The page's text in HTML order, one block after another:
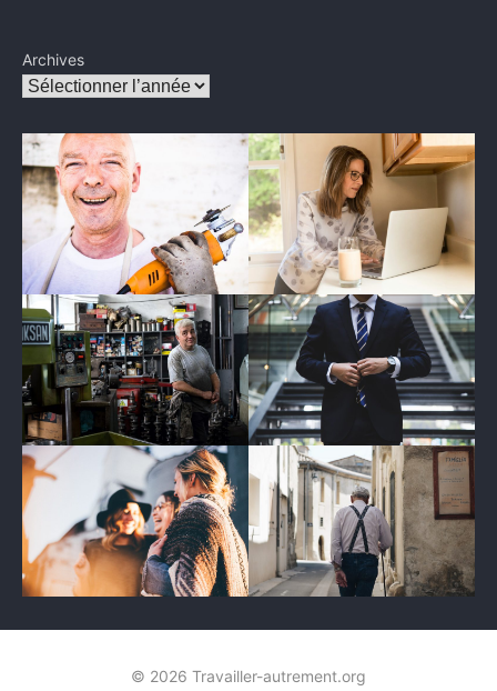
Archives
© 2026 Travailler-autrement.org